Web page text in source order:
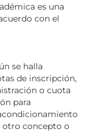
es una
con el
se halla
de inscripción,
o cuota
para
otro concepto o